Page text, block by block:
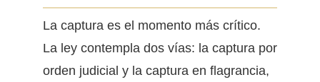
La captura es el momento más crítico.
La ley contempla dos vías: la captura por
orden judicial y la captura en flagrancia,